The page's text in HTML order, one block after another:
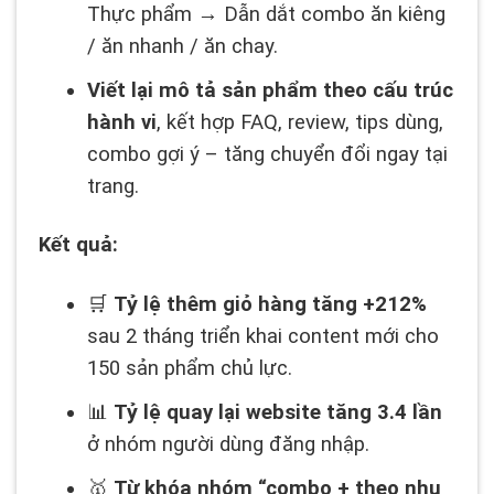
Thực phẩm → Dẫn dắt combo ăn kiêng
/ ăn nhanh / ăn chay.
Viết lại mô tả sản phẩm theo cấu trúc
hành vi, kết hợp FAQ, review, tips dùng,
combo gợi ý – tăng chuyển đổi ngay tại
trang.
Kết quả:
🛒 Tỷ lệ thêm giỏ hàng tăng +212%
sau 2 tháng triển khai content mới cho
150 sản phẩm chủ lực.
📊 Tỷ lệ quay lại website tăng 3.4 lần
ở nhóm người dùng đăng nhập.
🥇 Từ khóa nhóm “combo + theo nhu